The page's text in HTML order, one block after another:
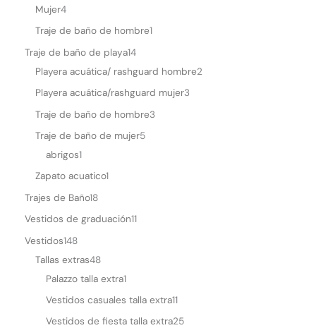
Mujer4
Traje de baño de hombre1
Traje de baño de playa14
Playera acuática/ rashguard hombre2
Playera acuática/rashguard mujer3
Traje de baño de hombre3
Traje de baño de mujer5
abrigos1
Zapato acuatico1
Trajes de Baño18
Vestidos de graduación11
Vestidos148
Tallas extras48
Palazzo talla extra1
Vestidos casuales talla extra11
Vestidos de fiesta talla extra25